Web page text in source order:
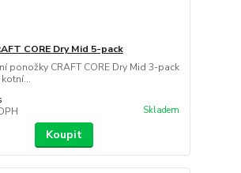
CORE Dry Mid 5-pack
ponožky CRAFT CORE Dry Mid 3-pack
Skladem
Koupit